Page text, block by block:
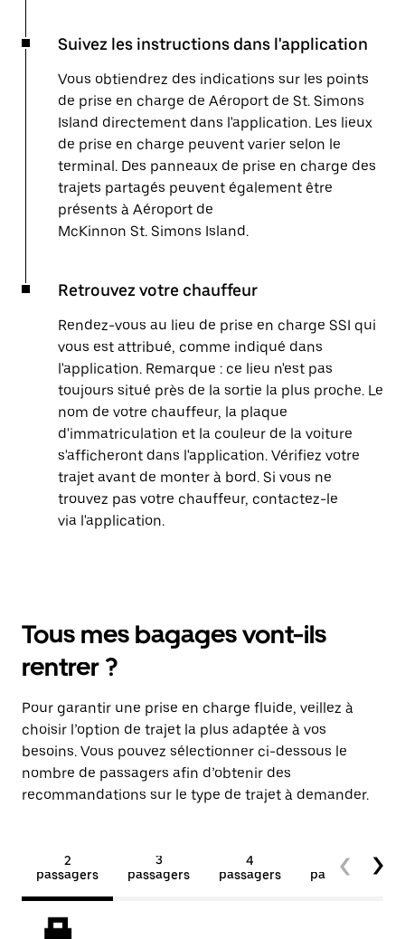
Suivez les instructions dans l'application
Vous obtiendrez des indications sur les points
de prise en charge de Aéroport de St. Simons
Island directement dans l'application. Les lieux
de prise en charge peuvent varier selon le
terminal. Des panneaux de prise en charge des
trajets partagés peuvent également être
présents à Aéroport de
McKinnon St. Simons Island.
Retrouvez votre chauffeur
Rendez-vous au lieu de prise en charge SSI qui
vous est attribué, comme indiqué dans
l'application. Remarque : ce lieu n'est pas
toujours situé près de la sortie la plus proche. Le
nom de votre chauffeur, la plaque
d'immatriculation et la couleur de la voiture
s'afficheront dans l'application. Vérifiez votre
trajet avant de monter à bord. Si vous ne
trouvez pas votre chauffeur, contactez-le
via l'application.
Tous mes bagages vont-ils
rentrer ?
Pour garantir une prise en charge fluide, veillez à
choisir l’option de trajet la plus adaptée à vos
besoins. Vous pouvez sélectionner ci-dessous le
nombre de passagers afin d’obtenir des
recommandations sur le type de trajet à demander.
2
passagers
3
passagers
4
passagers
5+
passagers